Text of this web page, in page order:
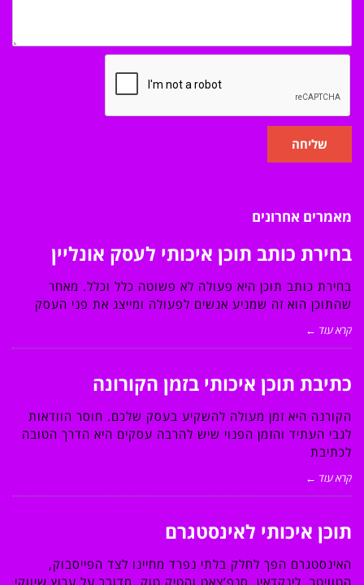
שליחה
מאמרים אחרונים
בחירת כותב תוכן איכותי לעסק אונליין
בחירת כותב תוכן היא פעולה לא פשוטה כלל וכלל. מאחר
שהתוכן הוא זה שמניע אנשים לפעולה ומייצג את פני העסק
קרא עוד ←
כתיבת תוכן איכותי בזמן הקורונה
הקורנה היא זמן מעולה להשקיע בעסק שלכם. חוסר הוודאות
לגבי העתיד והזמן הפנוי שיש להרבה עסקים היא הדרך הטובה
לכתיבת
קרא עוד ←
תוכן איכותי לאינסטגרם
האינסטגרם הפך לחלק בלתי נפרד מחיינו לצד הפייסבוק,
הטוויטר, לינקדאין ,סנפ’צאט והטיק טוק. מדובר על ערוץ שיווקי